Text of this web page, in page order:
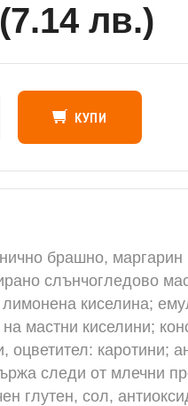
(7.14 лв.)
КУПИ
брашно,
слънчогледово
лимонена киселина;
мастни киселини;
оцветител: каротини;
следи от млечни
глутен, сол,